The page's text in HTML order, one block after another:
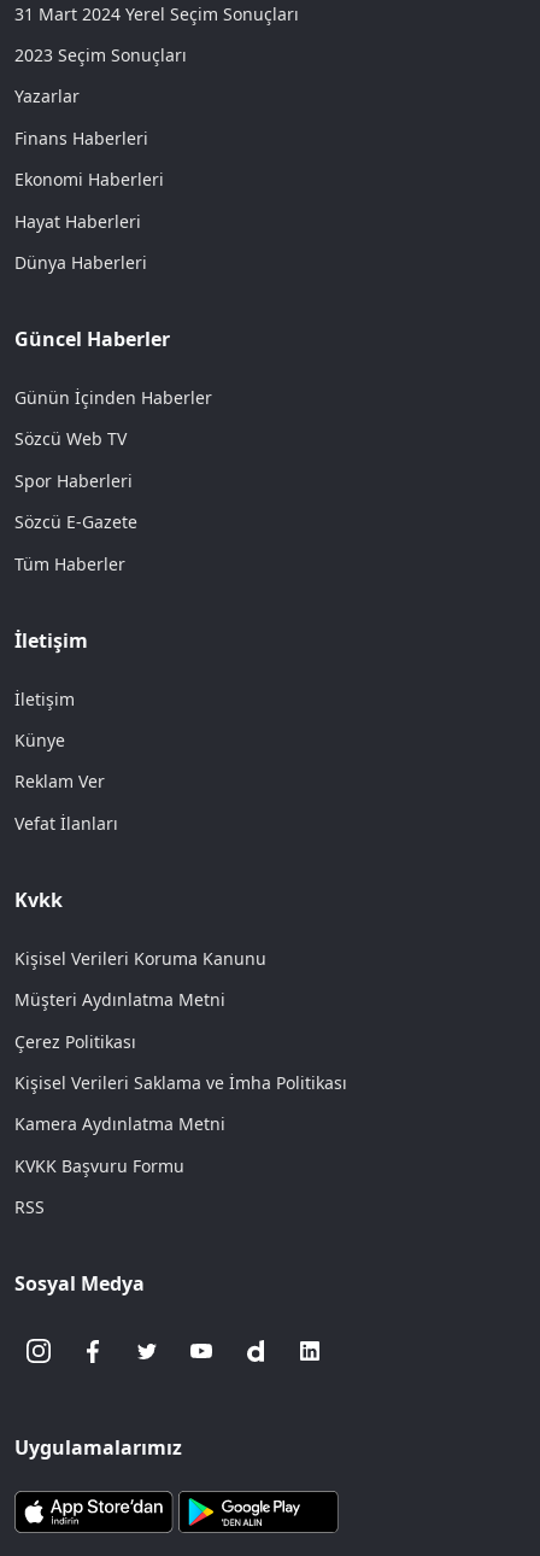
31 Mart 2024 Yerel Seçim Sonuçları
2023 Seçim Sonuçları
Yazarlar
Finans Haberleri
Ekonomi Haberleri
Hayat Haberleri
Dünya Haberleri
Güncel Haberler
Günün İçinden Haberler
Sözcü Web TV
Spor Haberleri
Sözcü E-Gazete
Tüm Haberler
İletişim
İletişim
Künye
Reklam Ver
Vefat İlanları
Kvkk
Kişisel Verileri Koruma Kanunu
Müşteri Aydınlatma Metni
Çerez Politikası
Kişisel Verileri Saklama ve İmha Politikası
Kamera Aydınlatma Metni
KVKK Başvuru Formu
RSS
Sosyal Medya
Uygulamalarımız